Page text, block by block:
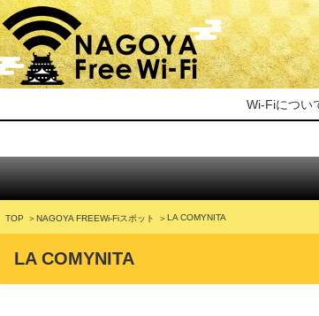
Wi-Fiについ
TOP NAGOYA FREEWi-Fiスポット LA COMYNITA
LA COMYNITA